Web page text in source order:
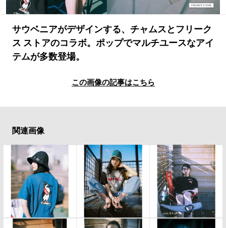
サウベニアがデザインする、チャムスとフリーク
ス ストアのコラボ。ポップでマルチユースなアイ
テムが多数登場。
この画像の記事はこちら
関連画像